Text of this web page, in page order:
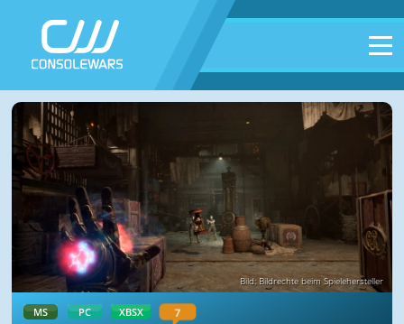
Bild: Bildrechte beim Spielehersteller
MS PC XBSX
7